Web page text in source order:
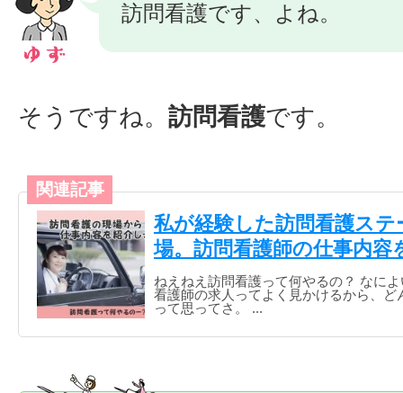
訪問看護です、よね。
そうですね。 訪問看護です。
私が経験した訪問看護ス
場。訪問看護師の仕事内容
ねえねえ訪問看護って何やるの？ なに
看護師の求人ってよく見かけるから、ど
って思ってさ。 ...